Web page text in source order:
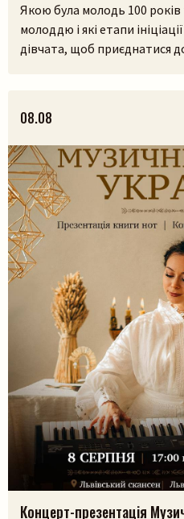
Пошук
Якою була молодь 100
молоддю і які етапи
дівчата, щоб приєднатися
дівоцтво і парубоцтво в
проєктом «Домів», […]
08.08
Концерт-презентація